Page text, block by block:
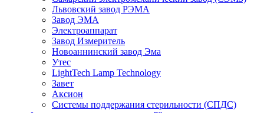
Львовский завод РЭМА
Завод ЭМА
Электроаппарат
Завод Измеритель
Новоаннинский завод Эма
Утес
LightTech Lamp Technology
Завет
Аксион
Системы поддержания стерильности (СПДС)